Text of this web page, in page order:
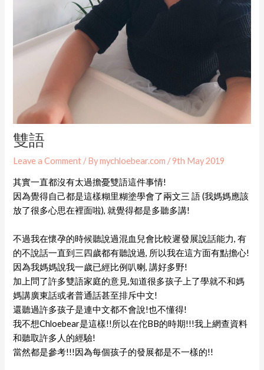
雙語
Leave a Comment / Bymychloebear.com /9th May 2019
其實一直都沒有太過擔憂雙語這件事情!
因為覺得自己都是這樣糊里糊塗學會了兩文三 語 (我媽媽應該
放了很多心思在裡面啦), 就覺得都是多聽多講!
不過我在懷孕的時候聽說過混血兒會比較遲發展說話能力, 有
的不說話一直到三四歲都有聽說過, 所以我在這方面有點擔心!
因為我媽媽說我一歲已經比例叭喇, 講好多野!
加上問了許多雙語家庭的意見,知道很多孩子上了學就不和媽
媽講廣東話或者普通話甚至排斥中文!
還聽過許多孩子是連中文都不會說!也不懂得!
我不想Chloebear是這樣!!所以在佗BB的時期!!!我上網查資料
和聽取許多人的經驗!
當然都是參考!!!因為每個孩子的發展都是不一樣的!!